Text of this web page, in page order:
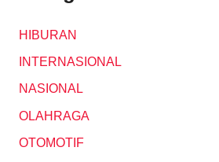
HIBURAN
INTERNASIONAL
NASIONAL
OLAHRAGA
OTOMOTIF